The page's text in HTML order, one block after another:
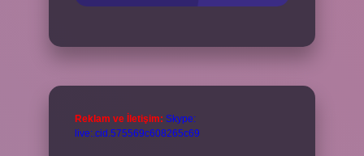
Reklam ve İletişim: Skype:
live:.cid.575569c608265c69